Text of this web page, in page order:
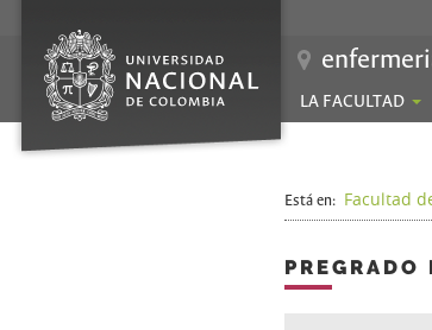
LA FACULTAD
Está en: Facultad
PREGRADO